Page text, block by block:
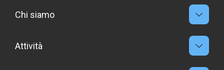
Chi siamo
Attività